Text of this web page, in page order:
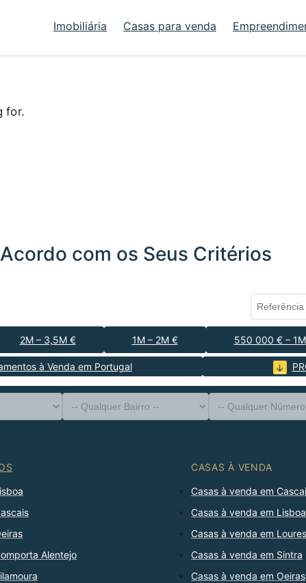
Imobiliária Casas para venda
for.
com os Seus Critérios
2M – 3,5M € 1M – 2M € 550 000 € – 1M
à Venda em Portugal
-- Tipo de Imóvel --
Distrito
-- Localidade --
-- Qualquer Bairro --
-- Qualquer Número --
Ordenar Por
Alentejo
CASAS À VENDA
Casas à venda em
Casas à venda em Lisboa
Casas à venda em Loures
Casas à venda em Sintra
Casas à venda em Oeiras